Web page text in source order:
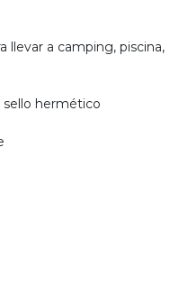
llevar a camping, piscina,
sello hermético